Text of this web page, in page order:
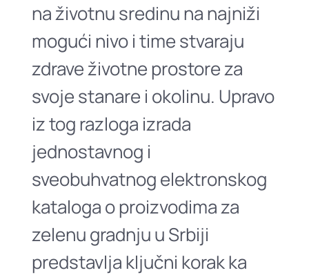
na životnu sredinu na najniži
mogući nivo i time stvaraju
zdrave životne prostore za
svoje stanare i okolinu. Upravo
iz tog razloga izrada
jednostavnog i
sveobuhvatnog elektronskog
kataloga o proizvodima za
zelenu gradnju u Srbiji
predstavlja ključni korak ka